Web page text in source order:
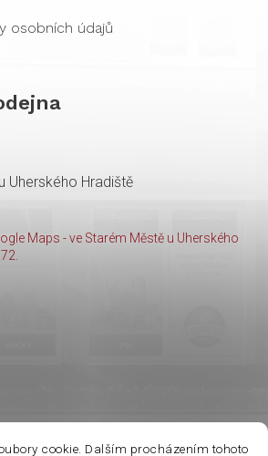
cookie. Dalším procházením tohoto
osobních údajů
Uherského Hradiště
Maps - ve Starém Městě u Uherského